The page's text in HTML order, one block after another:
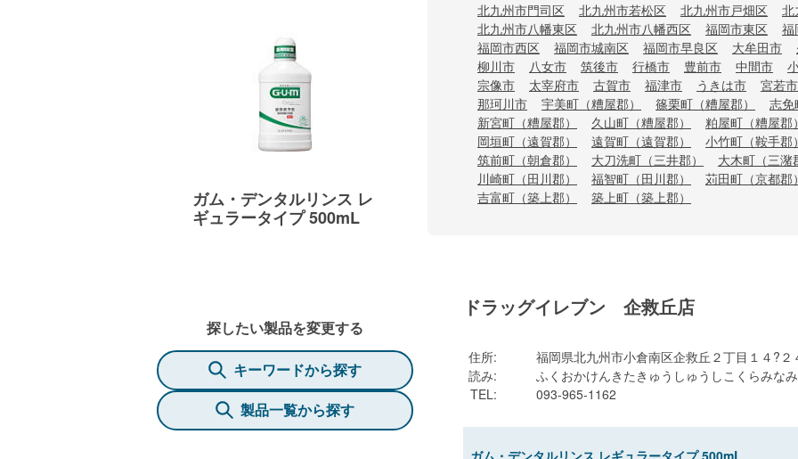
ガム・デンタルリンス レ
ギュラータイプ 500mL
探したい製品を変更する
キーワードから探す
製品一覧から探す
北九州市門司区 北九州市若松区 北九州市戸畑区
北
北九州市八幡東区
北九州市八幡西区 福岡市東区
福
福岡市西区
福岡市城南区 福岡市早良区 大牟田市
柳川市
八女市 筑後市 行橋市 豊前市 中間市
宗像市
太宰府市 古賀市 福津市 うきは市
宮若市
那珂川市
宇美町（糟屋郡） 篠栗町（糟屋郡）
志免
新宮町（糟屋郡）
久山町（糟屋郡）
粕屋町（糟屋郡
岡垣町（遠賀郡）
遠賀町（遠賀郡）
小竹町（鞍手郡
筑前町（朝倉郡）
大刀洗町（三井郡）
大木町（三潴
川崎町（田川郡）
福智町（田川郡）
苅田町（京都郡
吉富町（築上郡）
築上町（築上郡）
ドラッグイレブン 企救丘店
住所:
福岡県北九州市小倉南区企救丘２丁目１４?２
読み:
ふくおかけんきたきゅうしゅうしこくらみな
TEL: 093-965-1162